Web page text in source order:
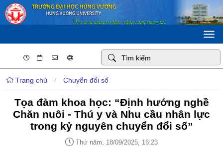
Trang chủ / Chuyển đổi số
Tọa đàm khoa học: “Định hướng nghề
Chăn nuôi - Thú y và Nhu cầu nhân lực
trong kỷ nguyên chuyển đổi số”
Thứ năm, 18/09/2025, 16:23